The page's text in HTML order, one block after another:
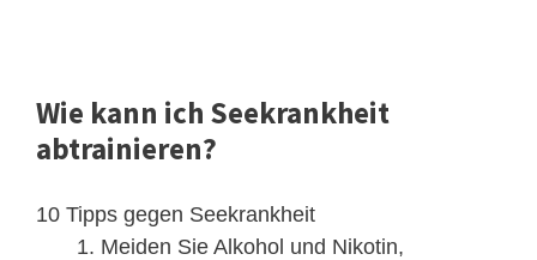
Wie kann ich Seekrankheit
abtrainieren?
10 Tipps gegen Seekrankheit
Meiden Sie Alkohol und Nikotin,